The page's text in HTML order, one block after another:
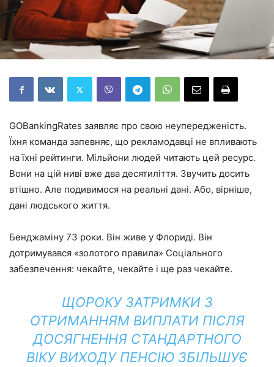
GOBankingRates заявляє про свою неупередженість.
Їхня команда запевняє, що рекламодавці не впливають
на їхні рейтинги. Мільйони людей читають цей ресурс.
Вони на цій ниві вже два десятиліття. Звучить досить
втішно. Але подивимося на реальні дані. Або, вірніше,
дані людського життя.
Бенджаміну 73 роки. Він живе у Флориді. Він
дотримувався «золотого правила» Соціального
забезпечення: чекайте, чекайте і ще раз чекайте.
ЩОРОКУ ЗАТРИМКИ З
ОТРИМАННЯМ ВИПЛАТИ ПІСЛЯ
ДОСЯГНЕННЯ СТАНДАРТНОГО
ВІКУ ВИХОДУ ПЕНСІЮ ЗБІЛЬШУЄ